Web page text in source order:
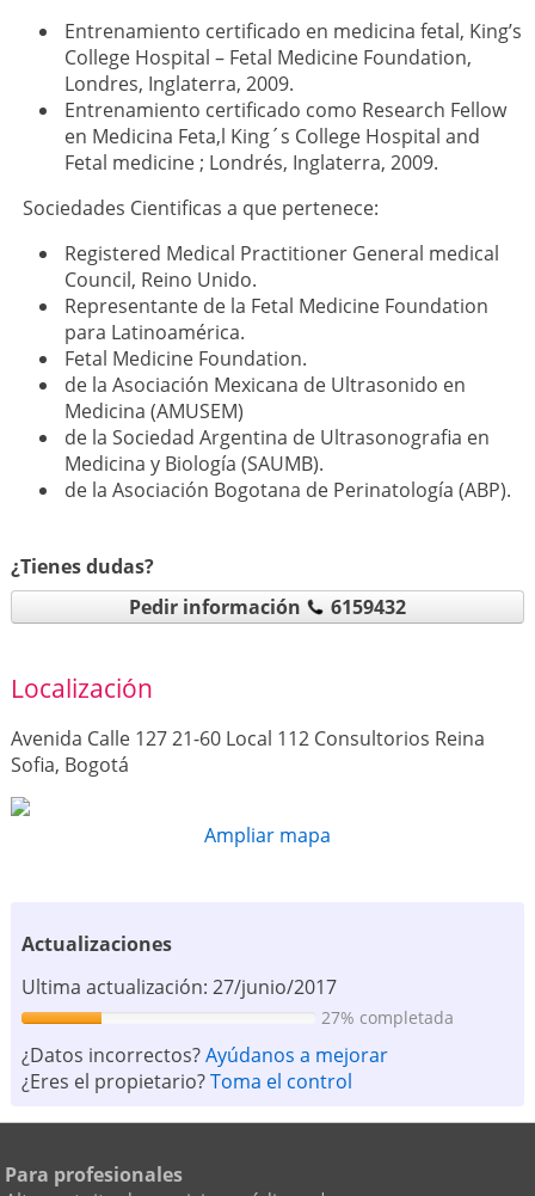
Entrenamiento certificado en medicina fetal, King’s
College Hospital – Fetal Medicine Foundation,
Londres, Inglaterra, 2009.
Entrenamiento certificado como Research Fellow
en Medicina Feta,l King´s College Hospital and
Fetal medicine ; Londrés, Inglaterra, 2009.
Sociedades Cientificas a que pertenece:
Registered Medical Practitioner General medical
Council, Reino Unido.
Representante de la Fetal Medicine Foundation
para Latinoamérica.
Fetal Medicine Foundation.
de la Asociación Mexicana de Ultrasonido en
Medicina (AMUSEM)
de la Sociedad Argentina de Ultrasonografia en
Medicina y Biología (SAUMB).
de la Asociación Bogotana de Perinatología (ABP).
¿Tienes dudas?
Pedir información
6159432
Localización
Avenida Calle 127 21-60 Local 112 Consultorios Reina
Sofia, Bogotá
Ampliar mapa
Actualizaciones
Ultima actualización: 27/junio/2017
27% completada
¿Datos incorrectos?Ayúdanos a mejorar
¿Eres el propietario?Toma el control
Para profesionales